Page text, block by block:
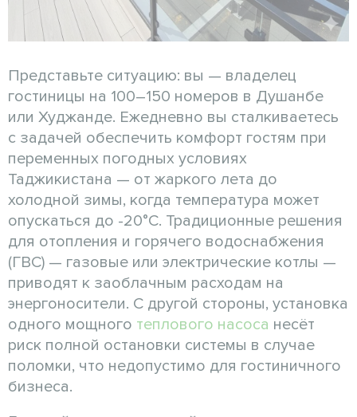
Представьте ситуацию: вы — владелец
гостиницы на 100–150 номеров в Душанбе
или Худжанде. Ежедневно вы сталкиваетесь
с задачей обеспечить комфорт гостям при
переменных погодных условиях
Таджикистана — от жаркого лета до
холодной зимы, когда температура может
опускаться до -20°C. Традиционные решения
для отопления и горячего водоснабжения
(ГВС) — газовые или электрические котлы —
приводят к заоблачным расходам на
энергоносители. С другой стороны, установка
одного мощного теплового насоса несёт
риск полной остановки системы в случае
поломки, что недопустимо для гостиничного
бизнеса.